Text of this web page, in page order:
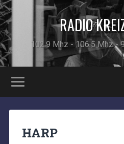
RADIO
102.9 Mhz - 106.5 Mhz -
HARP